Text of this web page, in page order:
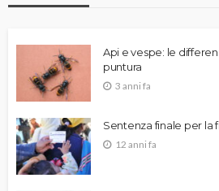
Api e vespe: le
puntura
3 anni fa
Sentenza finale per la
12 anni fa